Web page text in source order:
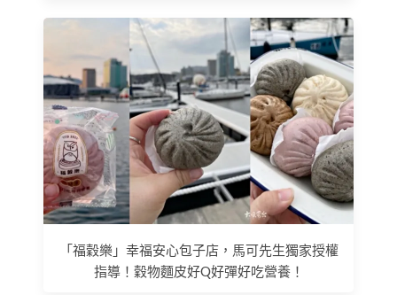
「福穀樂」幸福安心包子店，馬可先生獨家授權
指導！穀物麵皮好Q好彈好吃營養！